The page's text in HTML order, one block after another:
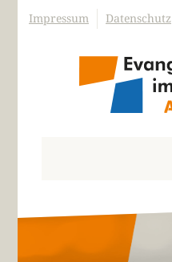
Impressum Datenschutz